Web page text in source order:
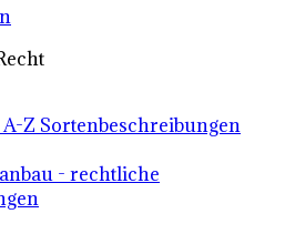
Z Sortenbeschreibungen
- rechtliche